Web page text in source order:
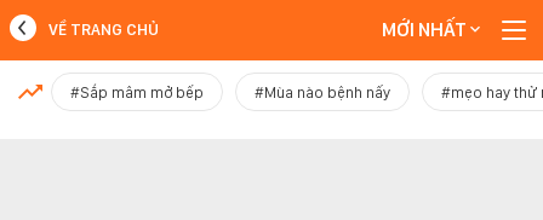
MỚI NHẤT
VỀ TRANG CHỦ MỚI NHẤT
#Sắp mâm mở bếp #Mùa nào bệnh nấy #mẹo hay thử